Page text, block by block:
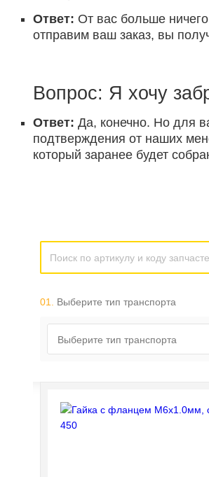
Ответ: От вас больше
отправим ваш заказ, вы
Вопрос: Я хочу
Ответ: Да, конечно. Но для
подтверждения от наших
который заранее будет
01. Выберите тип транспорта
Выберите тип транспорта